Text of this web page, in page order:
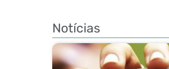
Notícias